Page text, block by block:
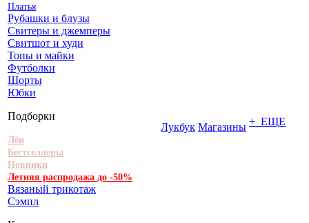
Платья
Рубашки и блузы
Свитеры и джемперы
Свитшот и худи
Топы и майки
Футболки
Шорты
Юбки
Подборки
Лён
Бестселлеры
Новинки
Летняя распродажа до -50%
Вязаный трикотаж
Сэмпл
Лукбук Магазины + ЕЩЕ